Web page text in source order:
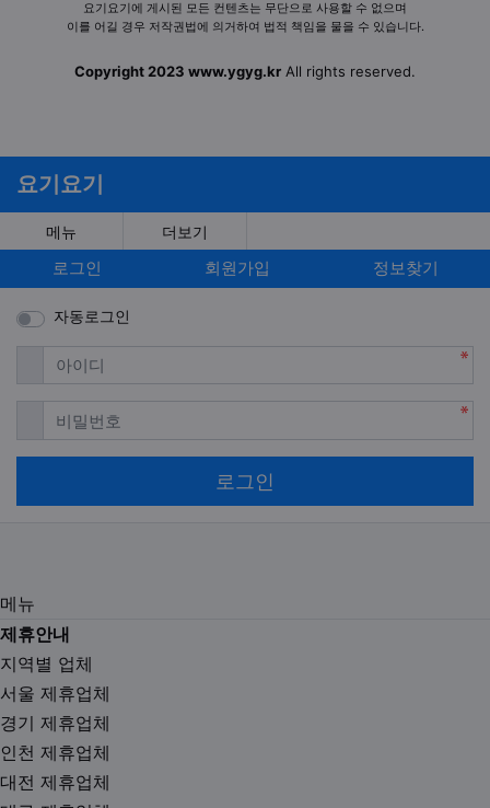
요기요기에 게시된 모든 컨텐츠는 무단으로 사용할 수 없으며
이를 어길 경우 저작권법에 의거하여 법적 책임을 물을 수 있습니다.
Copyright 2023 www.ygyg.kr All rights reserved.
요기요기
메뉴 더보기
로그인 회원가입 정보찾기
자동로그인
아이디필수
비밀번호필수
로그인
메뉴
제휴안내
지역별 업체
서울 제휴업체
경기 제휴업체
인천 제휴업체
대전 제휴업체